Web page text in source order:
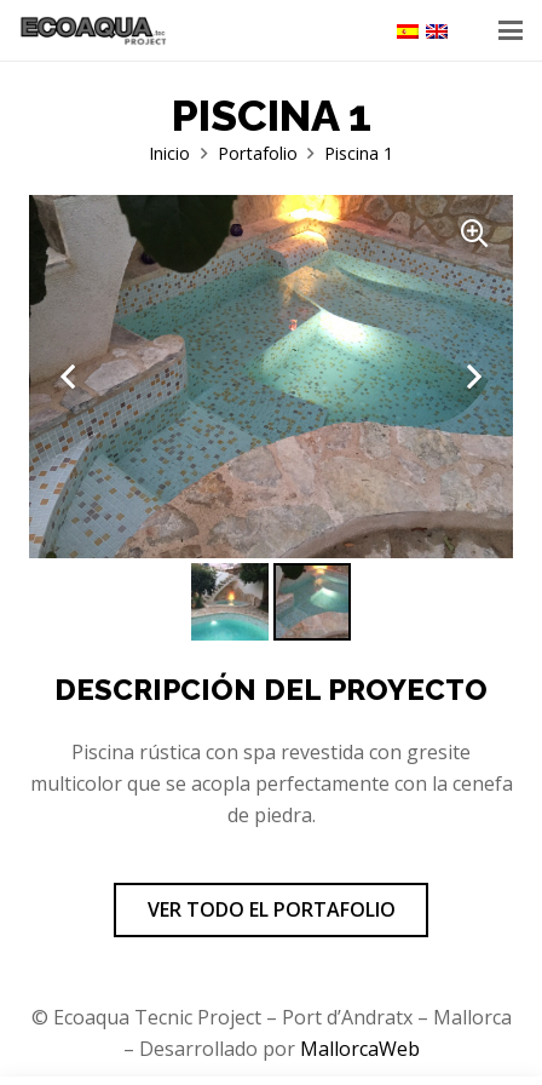
PISCINA 1
Inicio Portafolio Piscina 1
DESCRIPCIÓN DEL PROYECTO
Piscina rústica con spa revestida con gresite
multicolor que se acopla perfectamente con la cenefa
de piedra.
VER TODO EL PORTAFOLIO
© Ecoaqua Tecnic Project – Port d’Andratx – Mallorca
– Desarrollado por MallorcaWeb